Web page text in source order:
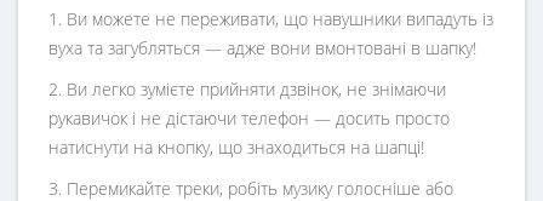
1. Ви можете не переживати, що навушники випадуть із
вуха та загубляться — адже вони вмонтовані в шапку!
2. Ви легко зумієте прийняти дзвінок, не знімаючи
рукавичок і не дістаючи телефон — досить просто
натиснути на кнопку, що знаходиться на шапці!
3. Перемикайте треки, робіть музику голосніше або